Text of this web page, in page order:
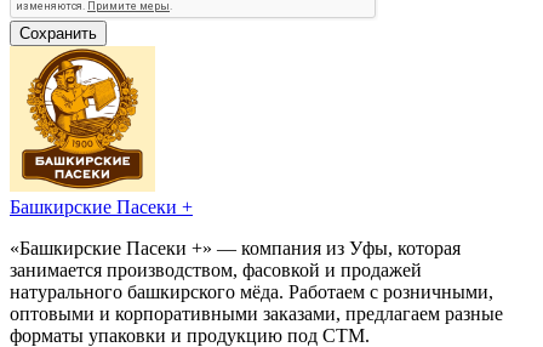
Башкирские Пасеки +
«Башкирские Пасеки +» — компания из Уфы, которая
занимается производством, фасовкой и продажей
натурального башкирского мёда. Работаем с розничными,
оптовыми и корпоративными заказами, предлагаем разные
форматы упаковки и продукцию под СТМ.